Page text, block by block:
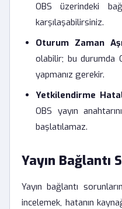
OBS üzerindeki
karşılaşabilirsiniz.
Oturum Zaman
olabilir; bu durumda
yapmanız gerekir.
Yetkilendirme
OBS yayın
başlatılamaz.
Yayın Bağlantı
Yayın bağlantı
incelemek, hatanın